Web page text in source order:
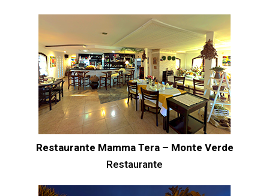
Restaurante Mamma Tera – Monte Verde
Restaurante